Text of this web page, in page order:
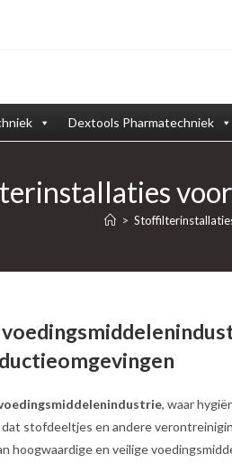
Dextools Pharmatechniek
>
, waar
dat stofdeeltjes en andere
hoogwaardige en veilige